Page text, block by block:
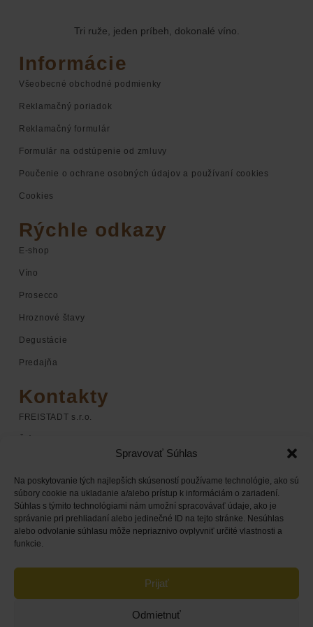
Spravovať Súhlas
Na poskytovanie tých najlepších skúseností používame technológie, ako sú
súbory cookie na ukladanie a/alebo prístup k informáciám o zariadení.
Súhlas s týmito technológiami nám umožní spracovávať údaje, ako je
správanie pri prehliadaní alebo jedinečné ID na tejto stránke. Nesúhlas
alebo odvolanie súhlasu môže nepriaznivo ovplyvniť určité vlastnosti a
funkcie.
Prijať
Odmietnuť
Tri ruže, jeden príbeh, dokonalé víno.
Informácie
Všeobecné obchodné podmienky
Reklamačný poriadok
Reklamačný formulár
Formulár na odstúpenie od zmluvy
Poučenie o ochrane osobných údajov a používaní cookies
Cookies
Rýchle odkazy
E-shop
Víno
Prosecco
Hroznové štavy
Degustácie
Predajňa
Kontakty
FREISTADT s.r.o.
+421 948 068 598
+421 948 168 338
obchod@chateaufreistadt.sk